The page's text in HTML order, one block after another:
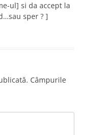
ul] si da accept la
sper ? ]
Câmpurile